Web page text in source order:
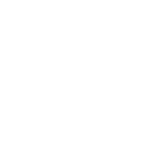
888 8897)